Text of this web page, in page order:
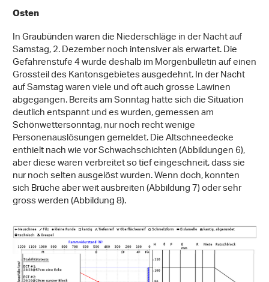
Osten
In Graubünden waren die Niederschläge in der Nacht auf
Samstag, 2. Dezember noch intensiver als erwartet. Die
Gefahrenstufe 4 wurde deshalb im Morgenbulletin auf einen
Grossteil des Kantonsgebietes ausgedehnt. In der Nacht
auf Samstag waren viele und oft auch grosse Lawinen
abgegangen. Bereits am Sonntag hatte sich die Situation
deutlich entspannt und es wurden, gemessen am
Schönwettersonntag, nur noch recht wenige
Personenauslösungen gemeldet. Die Altschneedecke
enthielt nach wie vor Schwachschichten (Abbildungen 6),
aber diese waren verbreitet so tief eingeschneit, dass sie
nur noch selten ausgelöst wurden. Wenn doch, konnten
sich Brüche aber weit ausbreiten (Abbildung 7) oder sehr
gross werden (Abbildung 8).